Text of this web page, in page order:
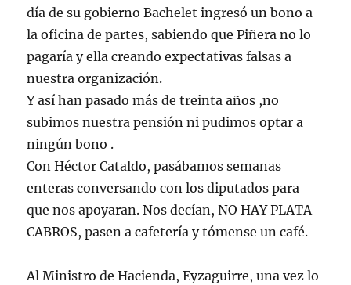
día de su gobierno Bachelet ingresó un bono a
la oficina de partes, sabiendo que Piñera no lo
pagaría y ella creando expectativas falsas a
nuestra organización.
Y así han pasado más de treinta años ,no
subimos nuestra pensión ni pudimos optar a
ningún bono .
Con Héctor Cataldo, pasábamos semanas
enteras conversando con los diputados para
que nos apoyaran. Nos decían, NO HAY PLATA
CABROS, pasen a cafetería y tómense un café.
Al Ministro de Hacienda, Eyzaguirre, una vez lo